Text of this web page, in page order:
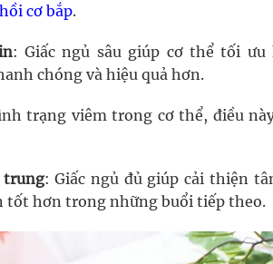
cơ bắp.
: Giấc ngủ sâu giúp cơ thể tối
chóng và hiệu quả hơn.
trạng viêm trong cơ thể, điều
trung: Giấc ngủ đủ giúp cải thiện
tốt hơn trong những buổi tiếp theo.